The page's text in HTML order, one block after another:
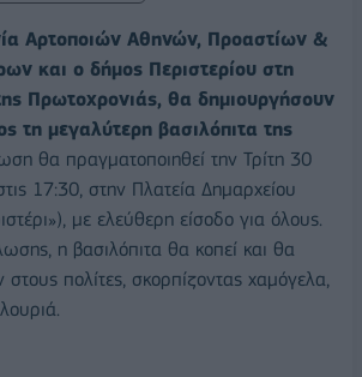
Αρτοποιών Αθηνών, Προαστίων &
και ο δήμος Περιστερίου στη
Πρωτοχρονιάς, θα δημιουργήσουν
τη μεγαλύτερη βασιλόπιτα της
θα πραγματοποιηθεί την Τρίτη 30
17:30, στην Πλατεία Δημαρχείου
με ελεύθερη είσοδο για όλους.
η βασιλόπιτα θα κοπεί και θα
πολίτες, σκορπίζοντας χαμόγελα,